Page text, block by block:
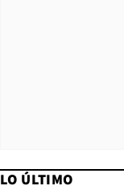
LO ÚLTIMO